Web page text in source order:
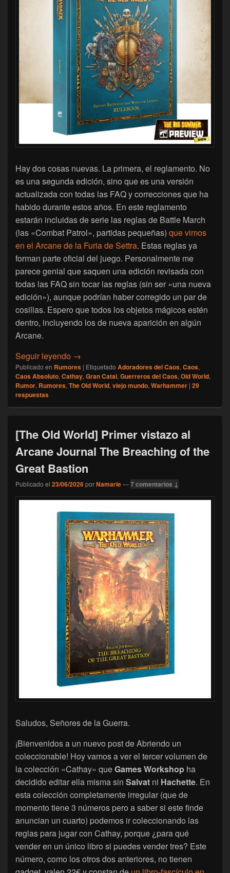
Hay dos cosas nuevas. La primera, el reglamento. No
es una segunda edición, sino que es una versión
actualizada con todas las FAQ y correcciones que ha
habido durante estos años. En este reglamento
estarán incluidas de serie las reglas de Battle March
(las «Combat Patrol», partidas pequeñas) que vimos
en el Arcane de la Furia de Settra. Estas reglas ya
forman parte oficial del juego. Personalmente me
parece genial que saquen una edición revisada con
todas las FAQ sin tocar las reglas (sin ser «una nueva
edición»), aunque podrían haber corregido un par de
cosillas. Espero que todos los objetos mágicos estén
dentro, incluyendo los de nueva aparición en algún
Arcane.
Seguir leyendo [The Old World] Nueva caja de inicio
→
Publicado en Rumores | Etiquetado Adoradores del Caos, Caos,
Caos Absoluto, Cathay, Gran Catai, Guerreros del Caos, Old World,
Rumor, Rumores, The Old World, viejo mundo, Warhammer | 29
respuestas
[The Old World] Primer vistazo al
Arcane Journal The Breaching of the
Great Bastion
Publicado el 23/06/2026porNamarie—7 comentarios ↓
Saludos, Señores de la Guerra.
¡Bienvenidos a un nuevo post de Abriendo un
coleccionable! Hoy vamos a ver el tercer volumen de
la colección «Cathay» queGames Workshop ha
decidido editar ella misma sin Salvat ni Hachette. En
esta colección completamente irregular (que de
momento tiene 3 números pero a saber si este finde
anuncian un cuarto) podemos ir coleccionando las
reglas para jugar con Cathay, porque ¿para qué
vender en un único libro si puedes vender tres? Este
número, como los otros dos anteriores, no tienen